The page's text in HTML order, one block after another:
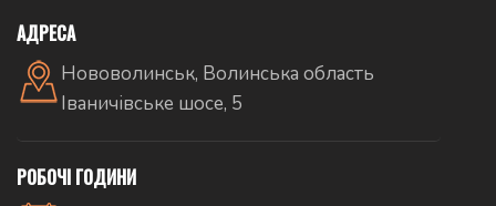
АДРЕСА
Нововолинськ, Волинська область
Іваничівське шосе, 5
РОБОЧІ ГОДИНИ